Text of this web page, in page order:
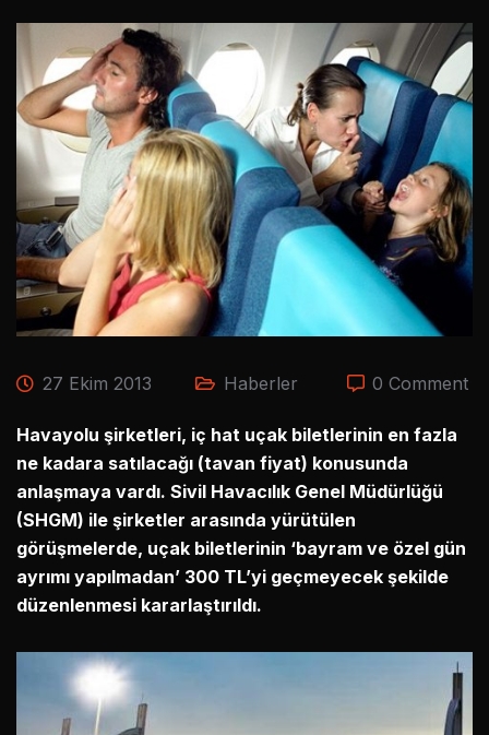
27 Ekim 2013 Haberler 0 Comment
Havayolu şirketleri, iç hat uçak biletlerinin en fazla
ne kadara satılacağı (tavan fiyat) konusunda
anlaşmaya vardı. Sivil Havacılık Genel Müdürlüğü
(SHGM) ile şirketler arasında yürütülen
görüşmelerde, uçak biletlerinin ‘bayram ve özel gün
ayrımı yapılmadan’ 300 TL’yi geçmeyecek şekilde
düzenlenmesi kararlaştırıldı.